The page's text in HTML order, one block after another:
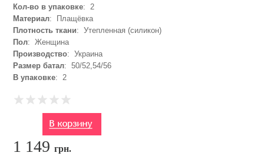
Кол-во в упаковке: 2
Материал: Плащёвка
Плотность ткани: Утепленная (силикон)
Пол: Женщина
Производство: Украина
Размер батал: 50/52,54/56
В упаковке: 2
1 149грн.